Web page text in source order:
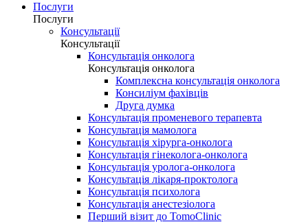
Послуги
Послуги
Консультації
Консультації
Консультація онколога
Консультація онколога
Комплексна консультація онколога
Консиліум фахівців
Друга думка
Консультація променевого терапевта
Консультація мамолога
Консультація хірурга-онколога
Консультація гінеколога-онколога
Консультація уролога-онколога
Консультація лікаря-проктолога
Консультація психолога
Консультація анестезіолога
Перший візит до TomoClinic